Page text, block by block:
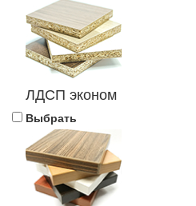
ЛДСП эконом
Выбрать